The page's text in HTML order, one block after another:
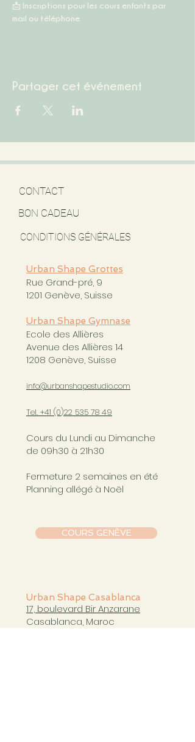
📩 Inscriptions pour les cours enfants par
mail ou téléphone.
Partager cet événement
CONTACT
BON CADEAU
CONDITIONS GÉNÉRALES
COURS GENÈVE
Urban Shape Grottes
Rue Grand-pré, 9
1201 Genève, Suisse
Urban Shape Gymnase
Ecole des Allières
Avenue des Allières 14
1208 Genève, Suisse
info@urbanshapestudio.com
Tel. +41 (0)22 535 78 49
Cours du Lundi au Dimanche
de 09h30 à 21h30
Fermeture 2 semaines en été
Planning allégé à Noël
Urban Shape Casablanca
17, boulevard Bir Anzarane
Casablanca, Maroc